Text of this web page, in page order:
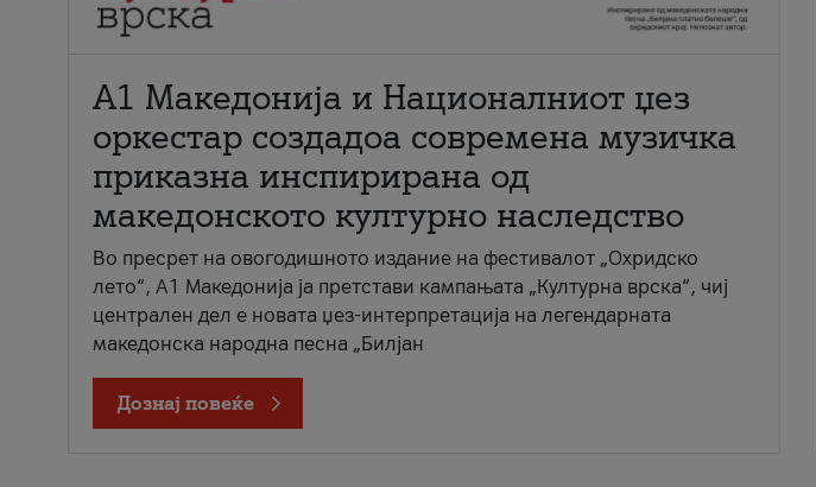
А1 Македонија и Националниот џез
оркестар создадоа современа музичка
приказна инспирирана од
македонското културно наследство
Во пресрет на овогодишното издание на фестивалот „Охридско
лето“, А1 Македонија ја претстави кампањата „Културна врска“, чиј
централен дел е новата џез-интерпретација на легендарната
македонска народна песна „Билјан
Дознај повеќе